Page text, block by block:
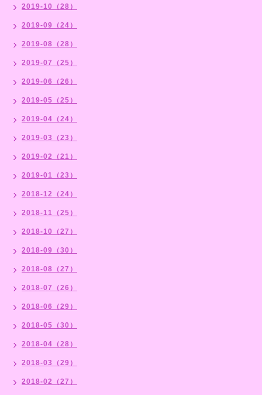
2019-10（28）
2019-09（24）
2019-08（28）
2019-07（25）
2019-06（26）
2019-05（25）
2019-04（24）
2019-03（23）
2019-02（21）
2019-01（23）
2018-12（24）
2018-11（25）
2018-10（27）
2018-09（30）
2018-08（27）
2018-07（26）
2018-06（29）
2018-05（30）
2018-04（28）
2018-03（29）
2018-02（27）